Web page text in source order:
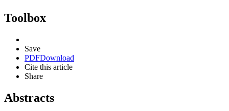
Toolbox
Save
PDFDownload
Cite this article
Share
Abstracts